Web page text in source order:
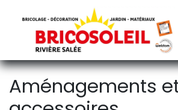
Se rendre au contenu
Aménagements